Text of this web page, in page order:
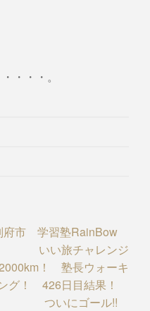
・・・。
府市 学習塾RainBow
いい旅チャレンジ
！ 塾長ウォーキ
グ！ 426日目結果！
ついにゴール!!